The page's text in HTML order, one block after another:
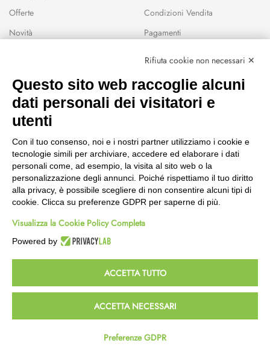
Offerte
Novità
Wishlist
Condizioni Vendita
Pagamenti
CEP GREEN
Fanano (MO)
059 8676485
349 9202419
388 8659473
info@cepgreen.com
Orario
Dal lunedì al venerdì
8:00 – 12:30 / 13:30 - 19:00
8:30 – 12:30 / 15:30 - 19:00
© 2023 Powered & Designed byPassepartout
Termini e Condizioni Privacy e Cookie Policy
Rifiuta cookie non necessari ✕
Questo sito web raccoglie alcuni
dati personali dei visitatori e
utenti
Con il tuo consenso, noi e i nostri partner utilizziamo i cookie e
tecnologie simili per archiviare, accedere ed elaborare i dati
personali come, ad esempio, la visita al sito web o la
personalizzazione degli annunci. Poiché rispettiamo il tuo diritto
alla privacy, è possibile scegliere di non consentire alcuni tipi di
cookie. Clicca su preferenze GDPR per saperne di più.
Visualizza la Cookie Policy Completa
Powered by
ACCETTA TUTTO
ACCETTA NECESSARI
Preferenze GDPR